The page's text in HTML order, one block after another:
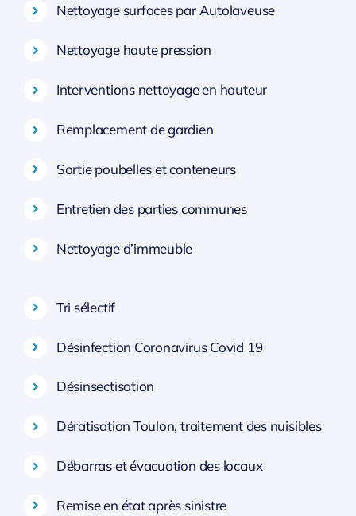
Nettoyage surfaces par Autolaveuse
Nettoyage haute pression
Interventions nettoyage en hauteur
Remplacement de gardien
Sortie poubelles et conteneurs
Entretien des parties communes
Nettoyage d’immeuble
Tri sélectif
Désinfection Coronavirus Covid 19
Désinsectisation
Dératisation Toulon, traitement des nuisibles
Débarras et évacuation des locaux
Remise en état après sinistre